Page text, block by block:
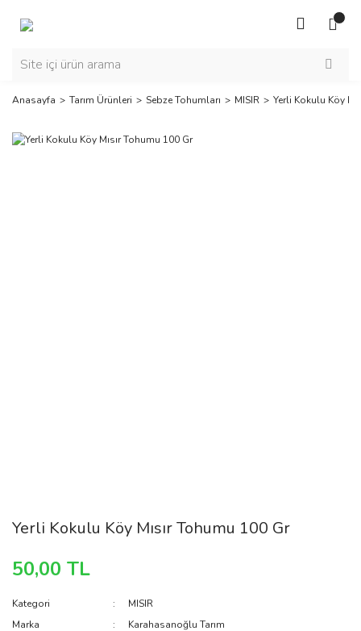
Anasayfa Tarım Ürünleri Sebze Tohumları MISIR Yerli Kokulu Köy
Yerli Kokulu Köy Mısır Tohumu 100 Gr
50,00 TL
Kategori
MISIR
Marka
Karahasanoğlu Tarım